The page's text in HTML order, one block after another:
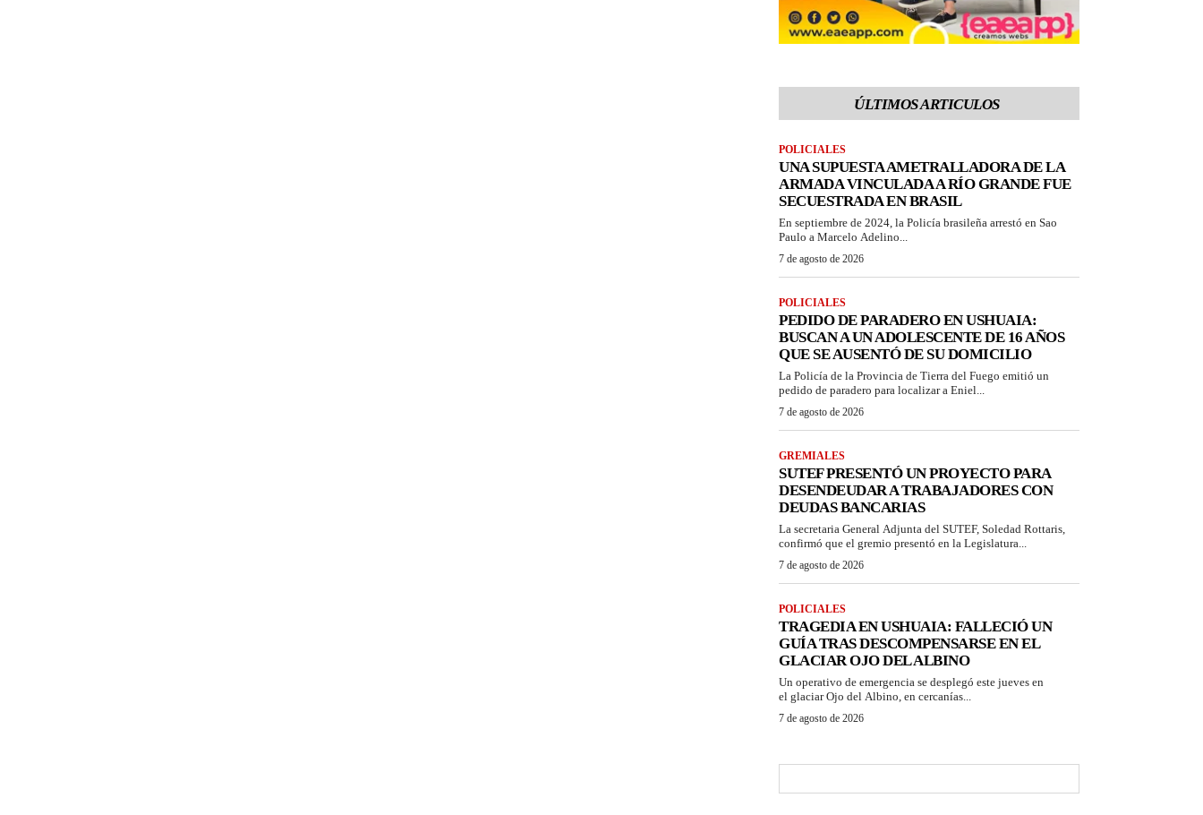
ÚLTIMOS ARTICULOS
POLICIALES
UNA SUPUESTA AMETRALLADORA DE LA
ARMADA VINCULADA A RÍO GRANDE FUE
SECUESTRADA EN BRASIL
En septiembre de 2024, la Policía brasileña arrestó en Sao
Paulo a Marcelo Adelino...
7 de agosto de 2026
POLICIALES
PEDIDO DE PARADERO EN USHUAIA:
BUSCAN A UN ADOLESCENTE DE 16 AÑOS
QUE SE AUSENTÓ DE SU DOMICILIO
La Policía de la Provincia de Tierra del Fuego emitió un
pedido de paradero para localizar a Eniel...
7 de agosto de 2026
GREMIALES
SUTEF PRESENTÓ UN PROYECTO PARA
DESENDEUDAR A TRABAJADORES CON
DEUDAS BANCARIAS
La secretaria General Adjunta del SUTEF, Soledad Rottaris,
confirmó que el gremio presentó en la Legislatura...
7 de agosto de 2026
POLICIALES
TRAGEDIA EN USHUAIA: FALLECIÓ UN
GUÍA TRAS DESCOMPENSARSE EN EL
GLACIAR OJO DEL ALBINO
Un operativo de emergencia se desplegó este jueves en
el glaciar Ojo del Albino, en cercanías...
7 de agosto de 2026